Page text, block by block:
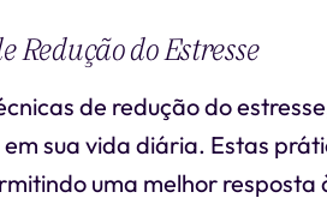
Redução do Estresse
de redução do
sua vida diária. Estas
uma melhor resposta